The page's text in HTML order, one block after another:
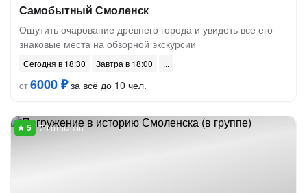
Самобытный Смоленск
Ощутить очарование древнего города и увидеть все его
знаковые места на обзорной экскурсии
Сегодня в 18:30
Завтра в 18:00
от6000 ₽за всё до 10 чел.
70 отзывов